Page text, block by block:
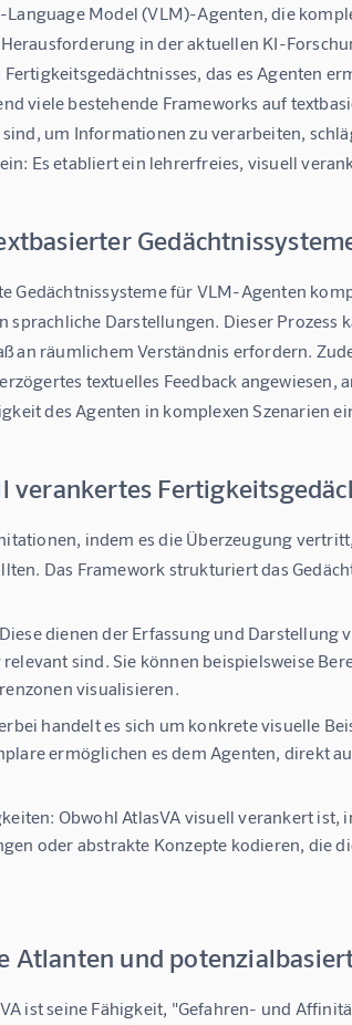
Model (VLM)-Agenten, die
in der aktuellen KI-
das es Agenten
viele bestehende Frameworks auf
um Informationen zu verarbeiten,
Es etabliert ein lehrerfreies, visuell
Gedächtnissysteme für VLM-Agenten
sprachliche Darstellungen. Dieser
an räumlichem Verständnis erfordern.
textuelles Feedback angewiesen,
des Agenten in komplexen Szenarien
verankertes
indem es die Überzeugung
Das Framework strukturiert das
Diese dienen der Erfassung und
sind. Sie können beispielsweise
visualisieren.
handelt es sich um konkrete visuelle
ermöglichen es dem Agenten, direkt
Obwohl AtlasVA visuell verankert ist,
oder abstrakte Konzepte kodieren, die
Atlanten und
ist seine Fähigkeit, "Gefahren- und